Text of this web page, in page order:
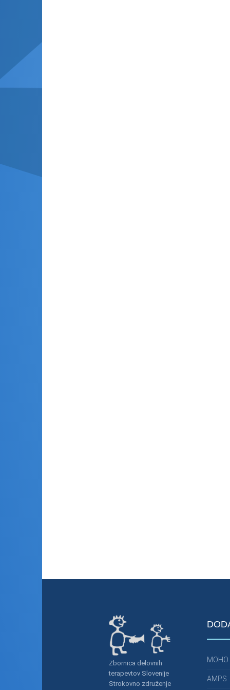
Zbornica delovnih
terapevtov Slovenije
Strokovno združenje
MOHO
AMPS